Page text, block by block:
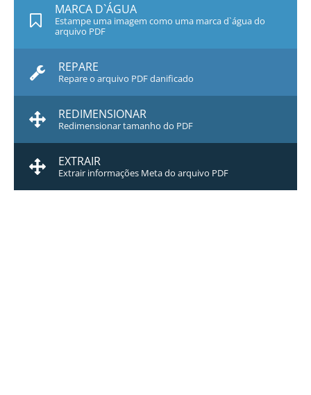
MARCA D`ÁGUA
Estampe uma imagem como uma marca d`água do
arquivo PDF
REPARE
Repare o arquivo PDF danificado
REDIMENSIONAR
Redimensionar tamanho do PDF
EXTRAIR
Extrair informações Meta do arquivo PDF